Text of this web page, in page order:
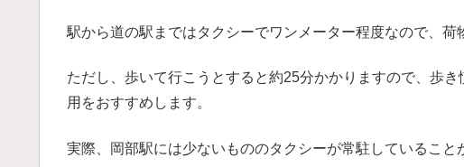
駅から道の駅まではタクシーでワンメーター程度なので、荷
ただし、歩いて行こうとすると約25分かかりますので、歩
用をおすすめします。
実際、岡部駅には少ないもののタクシーが常駐していること